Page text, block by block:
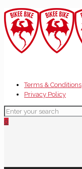
Terms & Conditions
Privacy Policy
0